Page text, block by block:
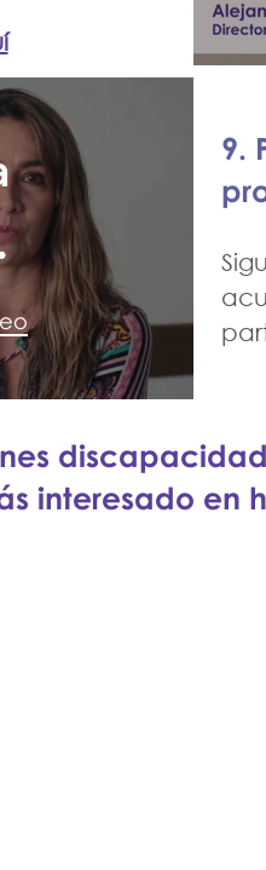
9.
interesado en